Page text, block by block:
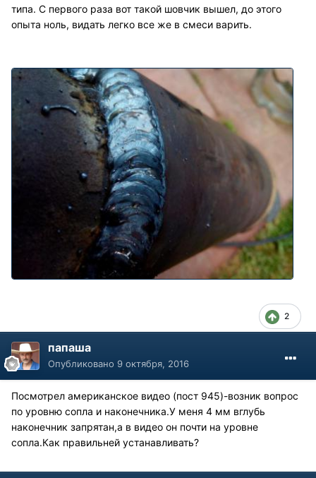
типа. С первого раза вот такой шовчик вышел, до этого
опыта ноль, видать легко все же в смеси варить.
2
папаша
Опубликовано 9 октября, 2016
Посмотрел американское видео (пост 945)-возник вопрос
по уровню сопла и наконечника.У меня 4 мм вглубь
наконечник запрятан,а в видео он почти на уровне
сопла.Как правильней устанавливать?